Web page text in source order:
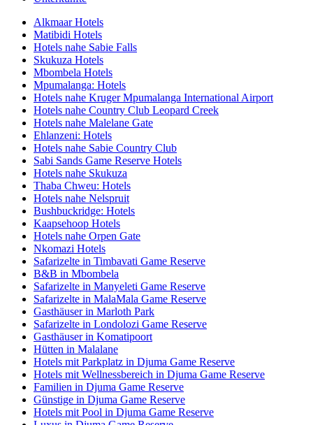
Alkmaar Hotels
Matibidi Hotels
Hotels nahe Sabie Falls
Skukuza Hotels
Mbombela Hotels
Mpumalanga: Hotels
Hotels nahe Kruger Mpumalanga International Airport
Hotels nahe Country Club Leopard Creek
Hotels nahe Malelane Gate
Ehlanzeni: Hotels
Hotels nahe Sabie Country Club
Sabi Sands Game Reserve Hotels
Hotels nahe Skukuza
Thaba Chweu: Hotels
Hotels nahe Nelspruit
Bushbuckridge: Hotels
Kaapsehoop Hotels
Hotels nahe Orpen Gate
Nkomazi Hotels
Safarizelte in Timbavati Game Reserve
B&B in Mbombela
Safarizelte in Manyeleti Game Reserve
Safarizelte in MalaMala Game Reserve
Gasthäuser in Marloth Park
Safarizelte in Londolozi Game Reserve
Gasthäuser in Komatipoort
Hütten in Malalane
Hotels mit Parkplatz in Djuma Game Reserve
Hotels mit Wellnessbereich in Djuma Game Reserve
Familien in Djuma Game Reserve
Günstige in Djuma Game Reserve
Hotels mit Pool in Djuma Game Reserve